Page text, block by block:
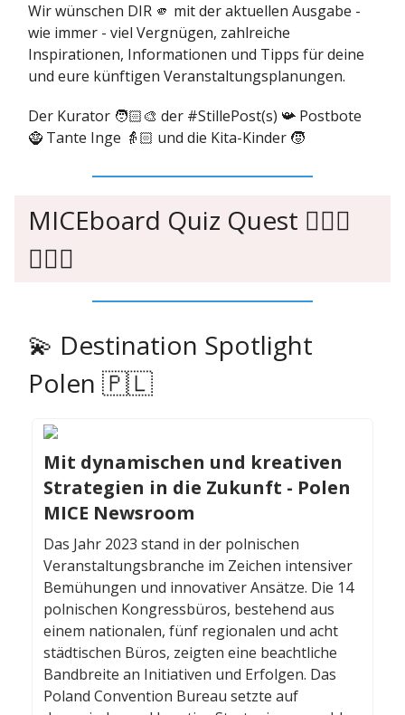
Wir wünschen DIR 🫵 mit der aktuellen Ausgabe -
wie immer - viel Vergnügen, zahlreiche
Inspirationen, Informationen und Tipps für deine
und eure künftigen Veranstaltungsplanungen.
Der Kurator 🧑🏻‍🎨 der #StillePost(s) 📯 Postbote
🧌 Tante Inge 👵🏻 und die Kita-Kinder 🧒
MICEboard Quiz Quest 🙇🏻‍♂️
🙇🏼‍♀️
💫 Destination Spotlight
Polen 🇵🇱
Mit dynamischen und kreativen
Strategien in die Zukunft - Polen
MICE Newsroom
Das Jahr 2023 stand in der polnischen
Veranstaltungsbranche im Zeichen intensiver
Bemühungen und innovativer Ansätze. Die 14
polnischen Kongressbüros, bestehend aus
einem nationalen, fünf regionalen und acht
städtischen Büros, zeigten eine beachtliche
Bandbreite an Initiativen und Erfolgen. Das
Poland Convention Bureau setzte auf